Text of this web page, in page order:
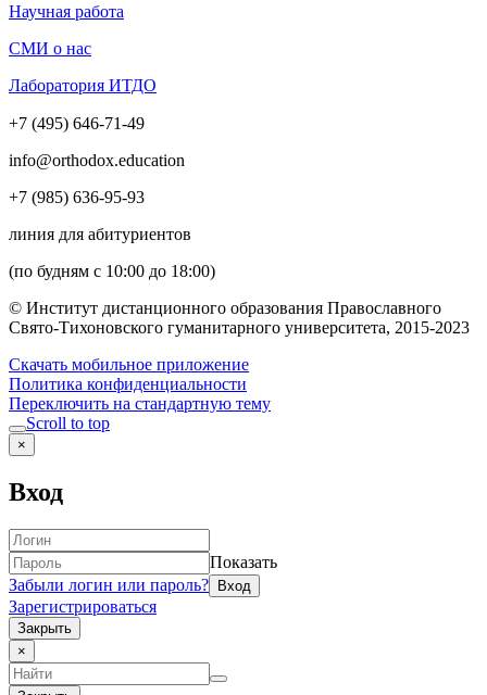
Научная работа
СМИ о нас
Лаборатория ИТДО
+7 (495) 646-71-49
info@orthodox.education
+7 (985) 636-95-93
линия для абитуриентов
(по будням с 10:00 до 18:00)
© Институт дистанционного образования Православного
Свято-Тихоновского гуманитарного университета, 2015-2023
Скачать мобильное приложение
Политика конфиденциальности
Переключить на стандартную тему
Scroll to top
×
Вход
Показать
Забыли логин или пароль?
Зарегистрироваться
Закрыть
×